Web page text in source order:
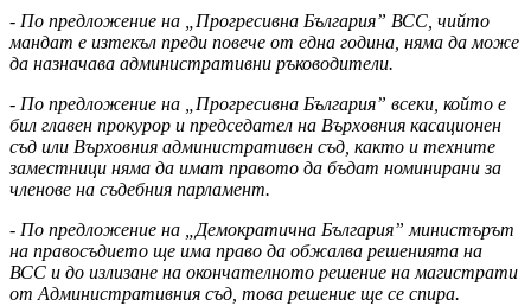
- По предложение на „Прогресивна България” ВСС, чийто
мандат е изтекъл преди повече от една година, няма да може
да назначава административни ръководители.
- По предложение на „Прогресивна България” всеки, който е
бил главен прокурор и председател на Върховния касационен
съд или Върховния административен съд, както и техните
заместници няма да имат правото да бъдат номинирани за
членове на съдебния парламент.
- По предложение на „Демократична България” министърът
на правосъдието ще има право да обжалва решенията на
ВСС и до излизане на окончателното решение на магистрати
от Административния съд, това решение ще се спира.